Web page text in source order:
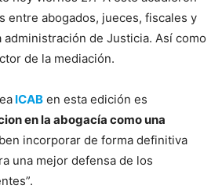
entre abogados, jueces, fiscales y
de Justicia. Así como
de la mediación.
ICAB en esta edición es
en la abogacía como una
incorporar de forma definitiva
una mejor defensa de los